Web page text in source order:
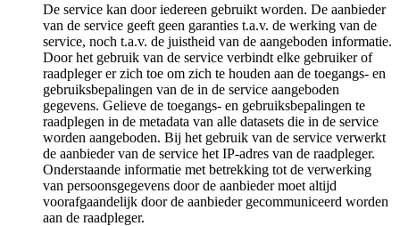
De service kan door iedereen gebruikt worden. De aanbieder
van de service geeft geen garanties t.a.v. de werking van de
service, noch t.a.v. de juistheid van de aangeboden informatie.
Door het gebruik van de service verbindt elke gebruiker of
raadpleger er zich toe om zich te houden aan de toegangs- en
gebruiksbepalingen van de in de service aangeboden
gegevens. Gelieve de toegangs- en gebruiksbepalingen te
raadplegen in de metadata van alle datasets die in de service
worden aangeboden. Bij het gebruik van de service verwerkt
de aanbieder van de service het IP-adres van de raadpleger.
Onderstaande informatie met betrekking tot de verwerking
van persoonsgegevens door de aanbieder moet altijd
voorafgaandelijk door de aanbieder gecommuniceerd worden
aan de raadpleger.